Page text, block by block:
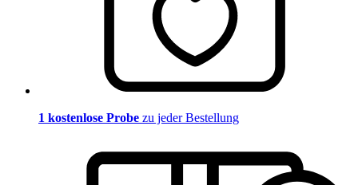
1 kostenlose Probe zu jeder Bestellung